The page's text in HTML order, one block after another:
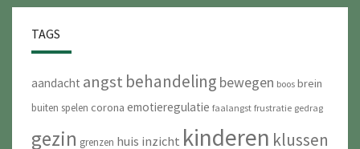
TAGS
aandacht angst behandeling bewegen boos brein
buiten spelen corona emotieregulatie faalangst frustratie gedrag
gezin grenzen huis inzicht kinderen klussen